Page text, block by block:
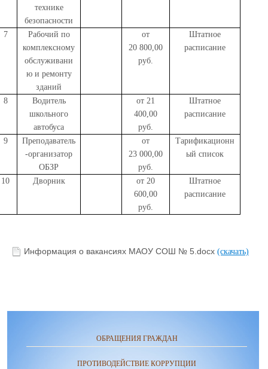
технике
безопасности
7
Рабочий по
комплексному
обслуживани
ю и ремонту
зданий
от
20 800,00
руб.
Штатное
расписание
8
Водитель
школьного
автобуса
от 21
400,00
руб.
Штатное
расписание
9
Преподаватель
-организатор
ОБЗР
от
23 000,00
руб.
Тарификационн
ый список
10 Дворник
от 20
600,00
руб.
Штатное
расписание
Информация о вакансиях МАОУ СОШ № 5.docx (скачать)
ОБРАЩЕНИЯ ГРАЖДАН
ПРОТИВОДЕЙСТВИЕ КОРРУПЦИИ